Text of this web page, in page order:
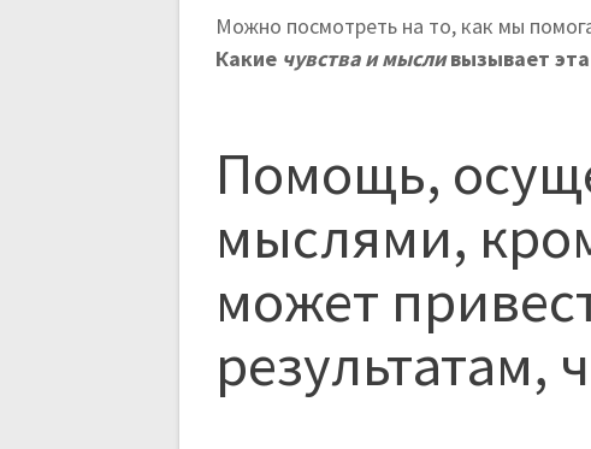
Можно посмотреть на то, как мы
Какие чувства и мысливызывает
Помощь,
мыслями,
может
результатам,